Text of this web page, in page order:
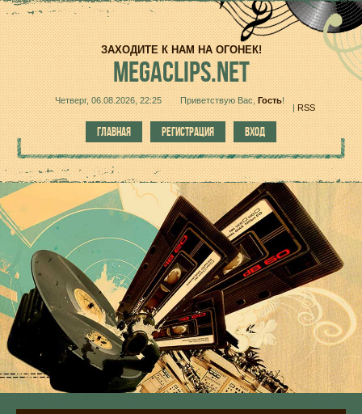
ЗАХОДИТЕ К НАМ НА ОГОНЕК!
MEGACLIPS.NET
Четверг, 06.08.2026, 22:25 Приветствую Вас Гость!
|RSS
ГЛАВНАЯ РЕГИСТРАЦИЯ ВХОД